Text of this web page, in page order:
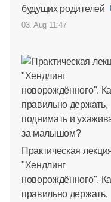
будущих родителей
03. Aug 11:47
Практическая
"Хендлинг
новорождённого".
правильно держать,